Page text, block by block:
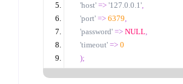
'host' => '127.0.0.1',
'port' => 6379,
'password' => NULL,
'timeout' => 0
);